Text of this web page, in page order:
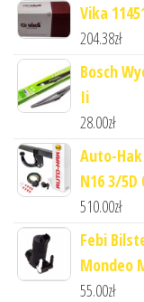
Vika
204.38zł
Bosch
Ii
28.00zł
Auto-
N16 3/5D
510.00zł
Febi
Mondeo
55.00zł